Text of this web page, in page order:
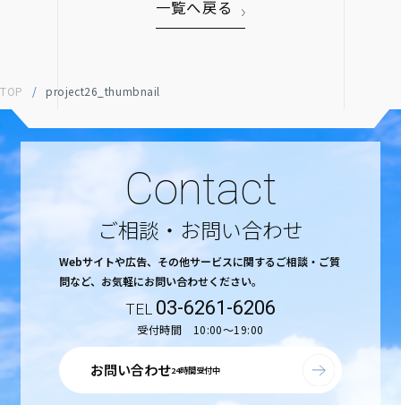
一覧へ戻る
TOP / project26_thumbnail
Contact
ご相談・お問い合わせ
Webサイトや広告、その他サービスに関するご相談・ご質
問など、 お気軽にお問い合わせください。
03-6261-6206
受付時間 10:00〜19:00
お問い合わせ24時間受付中